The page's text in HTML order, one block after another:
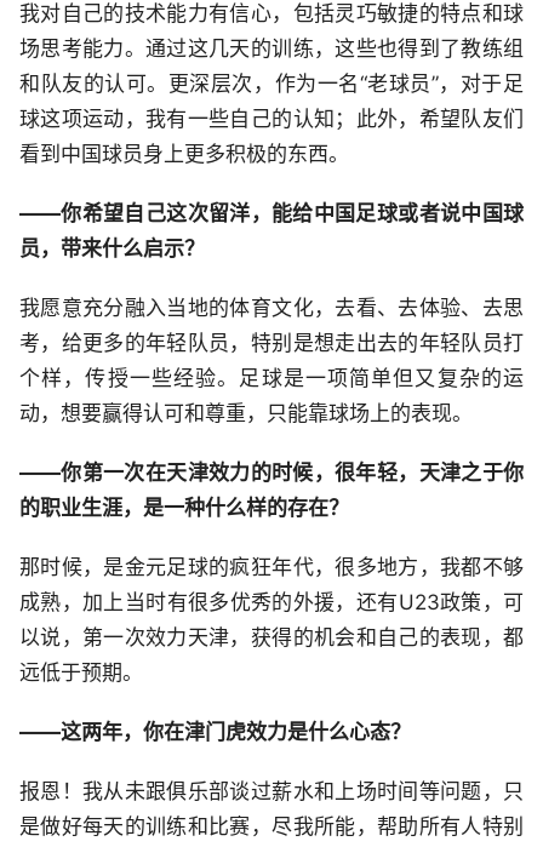
我对自己的技术能力有信心，包括灵巧敏捷的特点和球
场思考能力。通过这几天的训练，这些也得到了教练组
和队友的认可。更深层次，作为一名“老球员”，对于足
球这项运动，我有一些自己的认知；此外，希望队友们
看到中国球员身上更多积极的东西。
——你希望自己这次留洋，能给中国足球或者说中国球
员，带来什么启示？
我愿意充分融入当地的体育文化，去看、去体验、去思
考，给更多的年轻队员，特别是想走出去的年轻队员打
个样，传授一些经验。足球是一项简单但又复杂的运
动，想要赢得认可和尊重，只能靠球场上的表现。
——你第一次在天津效力的时候，很年轻，天津之于你
的职业生涯，是一种什么样的存在？
那时候，是金元足球的疯狂年代，很多地方，我都不够
成熟，加上当时有很多优秀的外援，还有U23政策，可
以说，第一次效力天津，获得的机会和自己的表现，都
远低于预期。
——这两年，你在津门虎效力是什么心态？
报恩！我从未跟俱乐部谈过薪水和上场时间等问题，只
是做好每天的训练和比赛，尽我所能，帮助所有人特别